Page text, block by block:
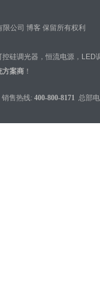
公司 博客 保留所有权利
控硅调光器 ， 恒流电源 ， LED
方案商 ！
售热线: 400-800-8171 总部